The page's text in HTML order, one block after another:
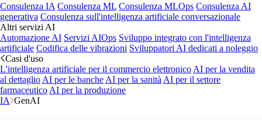
Consulenza IA Consulenza ML Consulenza MLOps Consulenza AI
generativa Consulenza sull'intelligenza artificiale conversazionale
Altri servizi AI
Automazione AI Servizi AIOps Sviluppo integrato con l'intelligenza
artificiale Codifica delle vibrazioni Sviluppatori AI dedicati a noleggio
Casi d'uso
L'intelligenza artificiale per il commercio elettronico AI per la vendita
al dettaglio AI per le banche AI per la sanità AI per il settore
farmaceutico AI per la produzione
IA GenAI